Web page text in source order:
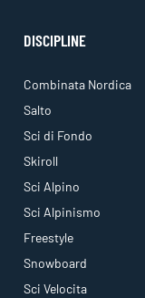
DISCIPLINE
Combinata Nordica
Salto
Sci di Fondo
Skiroll
Sci Alpino
Sci Alpinismo
Freestyle
Snowboard
Sci Velocita